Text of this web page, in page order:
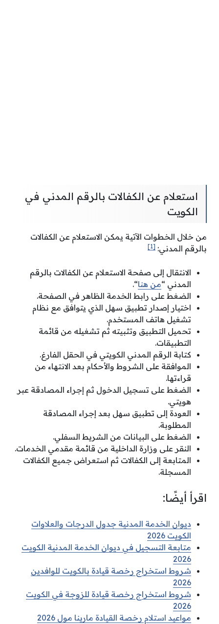
استعلام عن الكفالات بالرقم المدني في
الكويت
من خلال الخطوات الآتية يمكن الاستعلام عن الكفالات
بالرقم المدني: [1]
الانتقال إلى صفحة الاستعلام عن الكفالات بالرقم
المدني “من هنا“.
الضغط على رابط الخدمة الظاهر في الصفحة.
اختيار إصدار تطبيق سهل الذي يتوافق مع نظام
تشغيل هاتف المستخدم.
تحميل التطبيق وتثبيته ثم تشغيله من قائمة
التطبيقات.
كتابة الرقم المدني الكويتي في الحقل الفارغ.
الموافقة على الشروط والأحكام بعد الانتهاء من
قراءتها.
الضغط على تسجيل الدخول ثم إجراء المصادقة عبر
هويتي.
العودة إلى تطبيق سهل بعد إجراء المصادقة
المطلوبة.
الضغط على البيانات من الشريط السفلي.
النقر على وزارة الداخلية من قائمة مقدمي الخدمات.
المتابعة إلى الكفالات ثم استعراض جميع الكفالات
المسجلة.
اقرأ أيضًا:
ديوان الخدمة المدنية جدول الدرجات والعلاوات
الكويت 2026
متابعة التسجيل في ديوان الخدمة المدنية الكويت
2026
شروط استخراج رخصة قيادة بالكويت للوافدين
2026
شروط استخراج رخصة قيادة للزوجة في الكويت
2026
مواعيد استلام رخصة القيادة مارينا مول 2026